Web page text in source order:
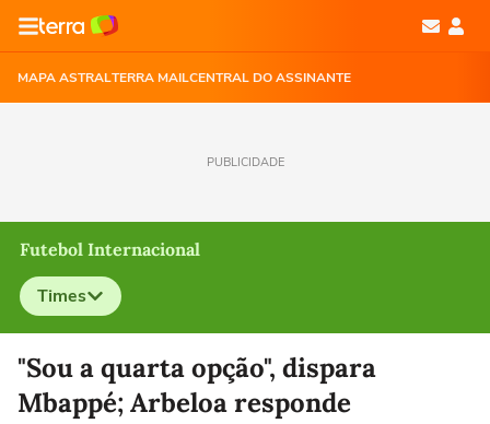
MAPA ASTRALTERRA MAILCENTRAL DO ASSINANTE
PUBLICIDADE
Futebol Internacional
Times
Selecione o time para ver as notícias
"Sou a quarta opção", dispara
Mbappé; Arbeloa responde